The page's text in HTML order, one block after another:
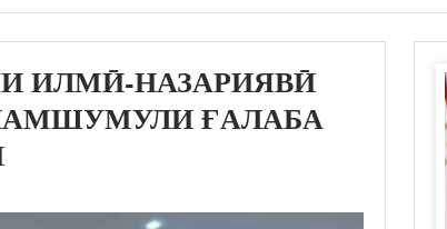
ИЛМӢ-НАЗАРИЯВӢ
ҒАЛАБА